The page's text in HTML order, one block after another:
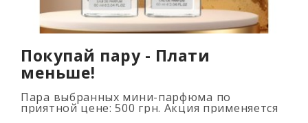
Покупай пару - Плати
меньше!
Пара выбранных мини-парфюма по
приятной цене: 500 грн. Акция применяется
автоматически при добавлении 2 и более